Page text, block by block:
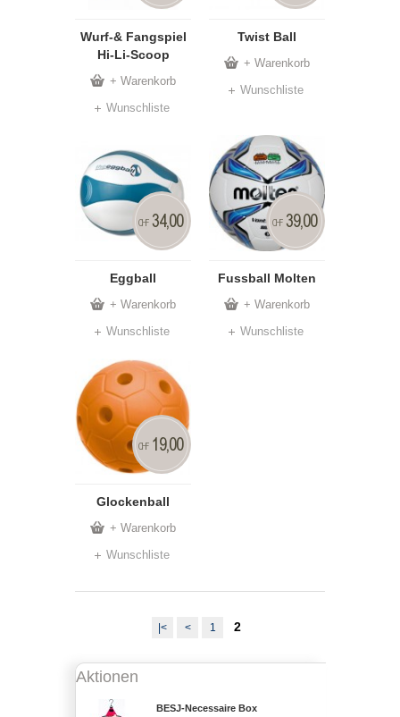
Wurf-& Fangspiel
Hi-Li-Scoop
+ Warenkorb
Wunschliste
Twist Ball
+ Warenkorb
Wunschliste
Eggball
CHF 34,00
+ Warenkorb
Wunschliste
Fussball Molten
CHF 39,00
+ Warenkorb
Wunschliste
Glockenball
CHF 19,00
+ Warenkorb
Wunschliste
|< < 1 2
Aktionen
BESJ-Necessaire Box